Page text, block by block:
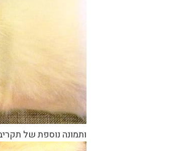
ותמונה נוספת של